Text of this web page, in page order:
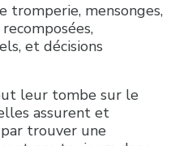
tromperie, mensonges,
et décisions
leur tombe sur le
assurent et
trouver une